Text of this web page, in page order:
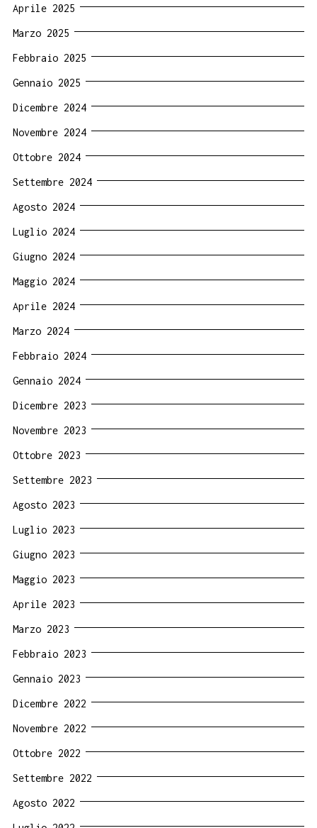
Aprile 2025
Marzo 2025
Febbraio 2025
Gennaio 2025
Dicembre 2024
Novembre 2024
Ottobre 2024
Settembre 2024
Agosto 2024
Luglio 2024
Giugno 2024
Maggio 2024
Aprile 2024
Marzo 2024
Febbraio 2024
Gennaio 2024
Dicembre 2023
Novembre 2023
Ottobre 2023
Settembre 2023
Agosto 2023
Luglio 2023
Giugno 2023
Maggio 2023
Aprile 2023
Marzo 2023
Febbraio 2023
Gennaio 2023
Dicembre 2022
Novembre 2022
Ottobre 2022
Settembre 2022
Agosto 2022